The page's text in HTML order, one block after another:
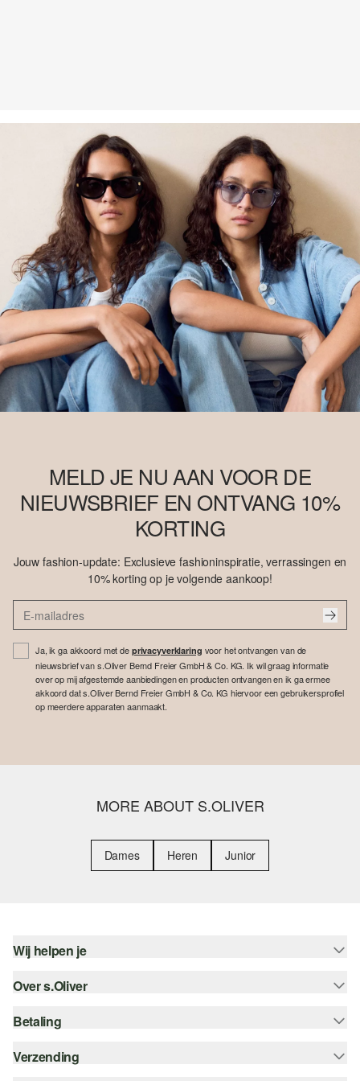
MELD JE NU AAN VOOR DE
NIEUWSBRIEF EN ONTVANG 10%
KORTING
Jouw fashion-update: Exclusieve fashioninspiratie, verrassingen en
10% korting op je volgende aankoop!
Ja, ik ga akkoord met de privacyverklaring voor het ontvangen van de
nieuwsbrief van s.Oliver Bernd Freier GmbH & Co. KG. Ik wil graag informatie
over op mij afgestemde aanbiedingen en producten ontvangen en ik ga ermee
akkoord dat s.Oliver Bernd Freier GmbH & Co. KG hiervoor een gebruikersprofiel
op meerdere apparaten aanmaakt.
MORE ABOUT S.OLIVER
Dames Heren Junior
Wij helpen je
Help - FAQ
Top categorieën
Over s.Oliver
Nieuwsbrief
Betaling
Koop op rekening
Verzending